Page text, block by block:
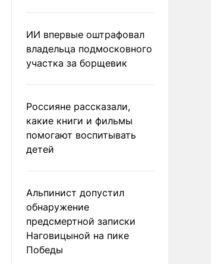
ИИ впервые оштрафовал
владельца подмосковного
участка за борщевик
Россияне рассказали,
какие книги и фильмы
помогают воспитывать
детей
Альпинист допустил
обнаружение
предсмертной записки
Наговицыной на пике
Победы